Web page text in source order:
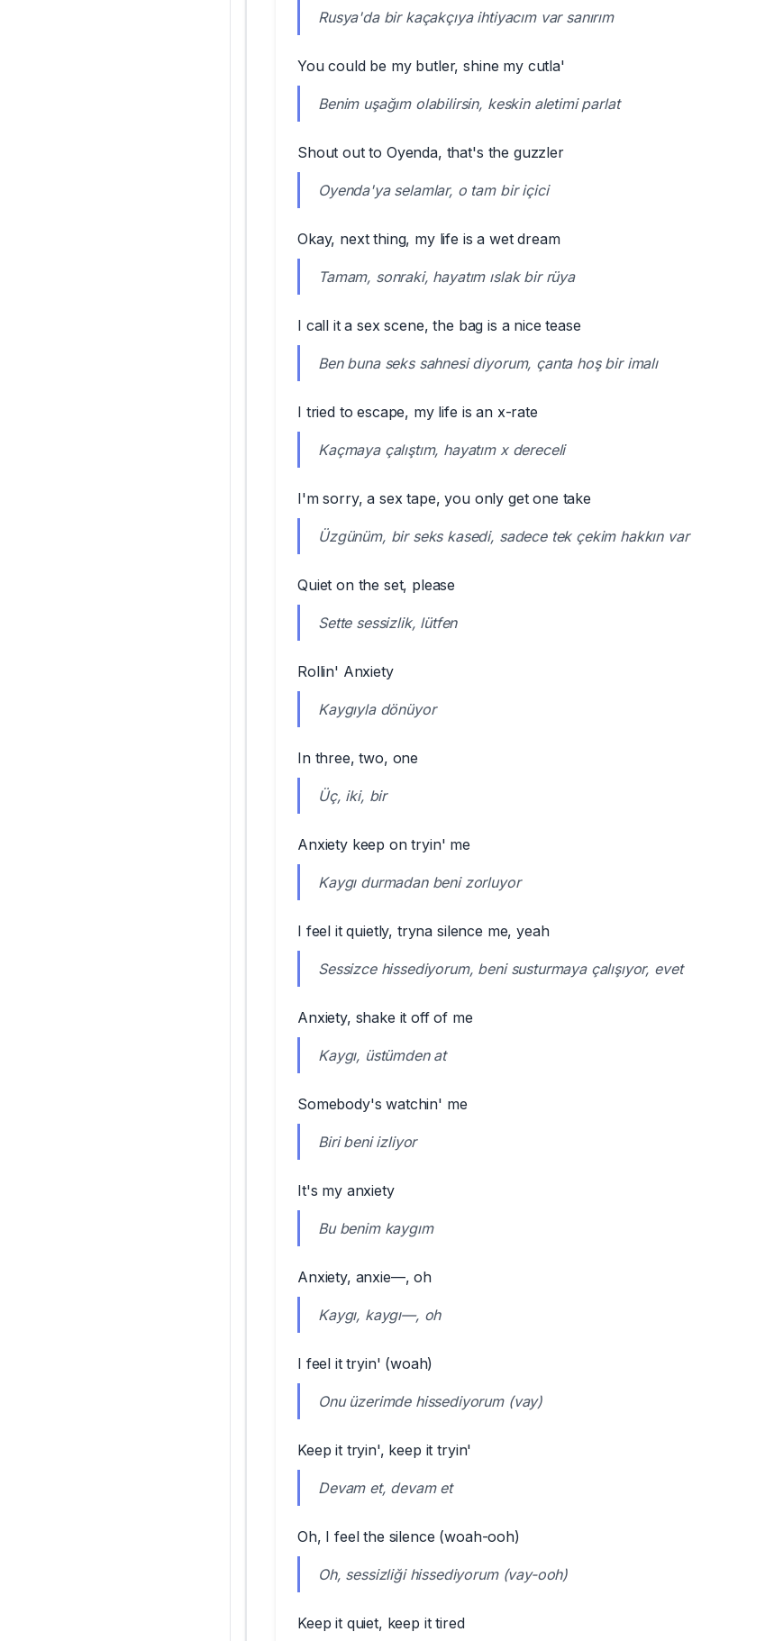
Rusya'da bir kaçakçıya ihtiyacım var sanırım
You could be my butler, shine my cutla'
Benim uşağım olabilirsin, keskin aletimi parlat
Shout out to Oyenda, that's the guzzler
Oyenda'ya selamlar, o tam bir içici
Okay, next thing, my life is a wet dream
Tamam, sonraki, hayatım ıslak bir rüya
I call it a sex scene, the bag is a nice tease
Ben buna seks sahnesi diyorum, çanta hoş bir imalı
I tried to escape, my life is an x-rate
Kaçmaya çalıştım, hayatım x dereceli
I'm sorry, a sex tape, you only get one take
Üzgünüm, bir seks kasedi, sadece tek çekim hakkın var
Quiet on the set, please
Sette sessizlik, lütfen
Rollin' Anxiety
Kaygıyla dönüyor
In three, two, one
Üç, iki, bir
Anxiety keep on tryin' me
Kaygı durmadan beni zorluyor
I feel it quietly, tryna silence me, yeah
Sessizce hissediyorum, beni susturmaya çalışıyor, evet
Anxiety, shake it off of me
Kaygı, üstümden at
Somebody's watchin' me
Biri beni izliyor
It's my anxiety
Bu benim kaygım
Anxiety, anxie—, oh
Kaygı, kaygı—, oh
I feel it tryin' (woah)
Onu üzerimde hissediyorum (vay)
Keep it tryin', keep it tryin'
Devam et, devam et
Oh, I feel the silence (woah-ooh)
Oh, sessizliği hissediyorum (vay-ooh)
Keep it quiet, keep it tired